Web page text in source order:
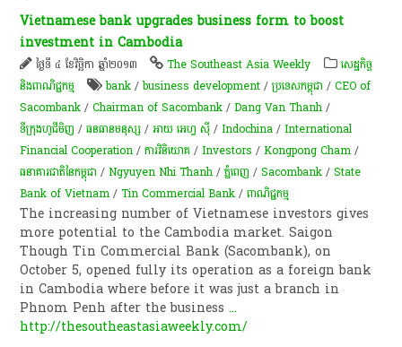
Vietnamese bank upgrades business form to boost
investment in Cambodia
ថ្ងៃទី ៤ ខែវិច្ឆិកា ឆ្នាំ២០១៣ The Southeast Asia Weekly
សេដ្ឋកិច្ច
និងពាណិជ្ជកម្ម
bank /business development /ប្រទេសកម្ពុជា /CEO of
Sacombank /Chairman of Sacombank /Dang Van Thanh /
ទីក្រុងហូជីមិញ /ធនធានមនុស្ស /អាយ អេហ្វ ស៊ី /Indochina /International
Financial Cooperation /ការវិនិយោគ /Investors /Kongpong Cham /
ធនាគារជាតិនៃកម្ពុជា /Ngyuyen Nhi Thanh /ភ្នំពេញ /Sacombank /State
Bank of Vietnam /Tin Commercial Bank /ពាណិជ្ជកម្ម
The increasing number of Vietnamese investors gives
more potential to the Cambodia market. Saigon
Though Tin Commercial Bank (Sacombank), on
October 5, opened fully its operation as a foreign bank
in Cambodia where before it was just a branch in
Phnom Penh after the business...
http://thesoutheastasiaweekly.com/